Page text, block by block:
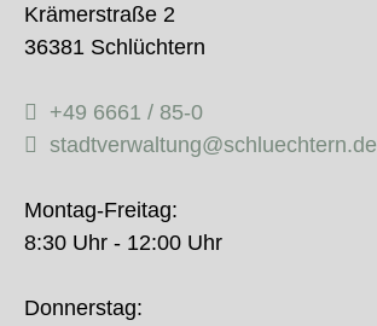
Krämerstraße 2
36381 Schlüchtern
+49 6661 / 85-0
stadtverwaltung@schluechtern.de
Montag-Freitag:
8:30 Uhr - 12:00 Uhr
Donnerstag: